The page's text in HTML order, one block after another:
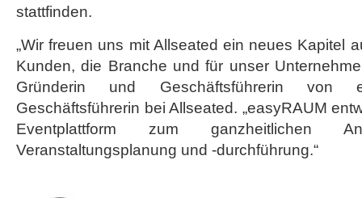
stattfinden.
„Wir freuen uns mit Allseated ein neues Kapitel
Kunden, die Branche und für unser
Gründerin und Geschäftsführerin von
Geschäftsführerin bei Allseated. „easyRAUM
Eventplattform zum ganzheitlichen
Veranstaltungsplanung und -durchführung.“